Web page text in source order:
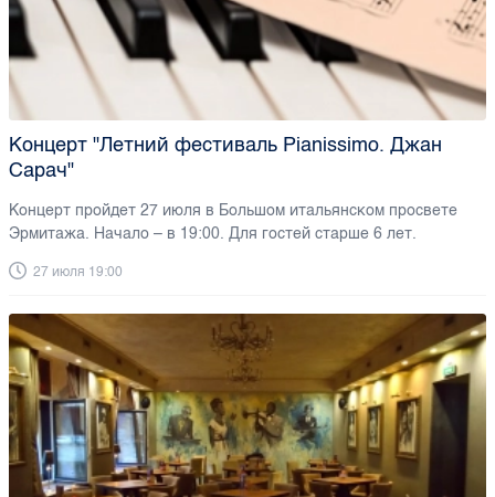
Концерт "Летний фестиваль Pianissimo. Джан
Сарач"
Концерт пройдет 27 июля в Большом итальянском просвете
Эрмитажа. Начало – в 19:00. Для гостей старше 6 лет.
27 июля 19:00